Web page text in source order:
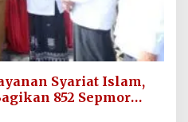
Syariat Islam,
852 Sepmor